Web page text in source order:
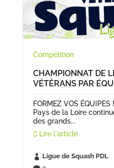
Compétition
CHAMPIONNAT DE
VÉTÉRANS PAR
FORMEZ VOS
Pays de la Loire
des grands...
Lire l'article
 Ligue de Squash PDL